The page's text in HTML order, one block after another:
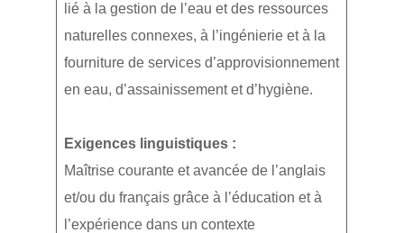
lié à la gestion de l’eau et des ressources
naturelles connexes, à l’ingénierie et à la
fourniture de services d’approvisionnement
en eau, d’assainissement et d’hygiène.
Exigences linguistiques :
Maîtrise courante et avancée de l’anglais
et/ou du français grâce à l’éducation et à
l’expérience dans un contexte